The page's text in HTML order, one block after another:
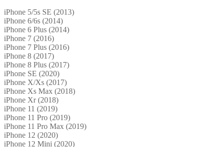
iPhone 5/5s SE (2013)
iPhone 6/6s (2014)
iPhone 6 Plus (2014)
iPhone 7 (2016)
iPhone 7 Plus (2016)
iPhone 8 (2017)
iPhone 8 Plus (2017)
iPhone SE (2020)
iPhone X/Xs (2017)
iPhone Xs Max (2018)
iPhone Xr (2018)
iPhone 11 (2019)
iPhone 11 Pro (2019)
iPhone 11 Pro Max (2019)
iPhone 12 (2020)
iPhone 12 Mini (2020)